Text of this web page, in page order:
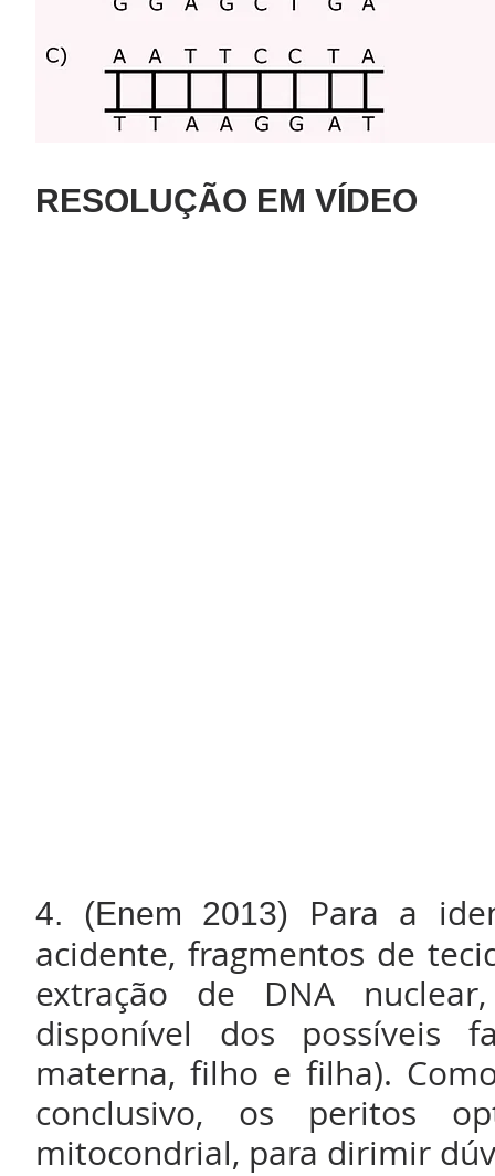
RESOLUÇÃO EM VÍDEO
4. (Enem 2013) Para a
acidente, fragmentos de
extração de DNA
disponível dos possíveis
materna, filho e filha).
conclusivo, os peritos
mitocondrial, para dirimir